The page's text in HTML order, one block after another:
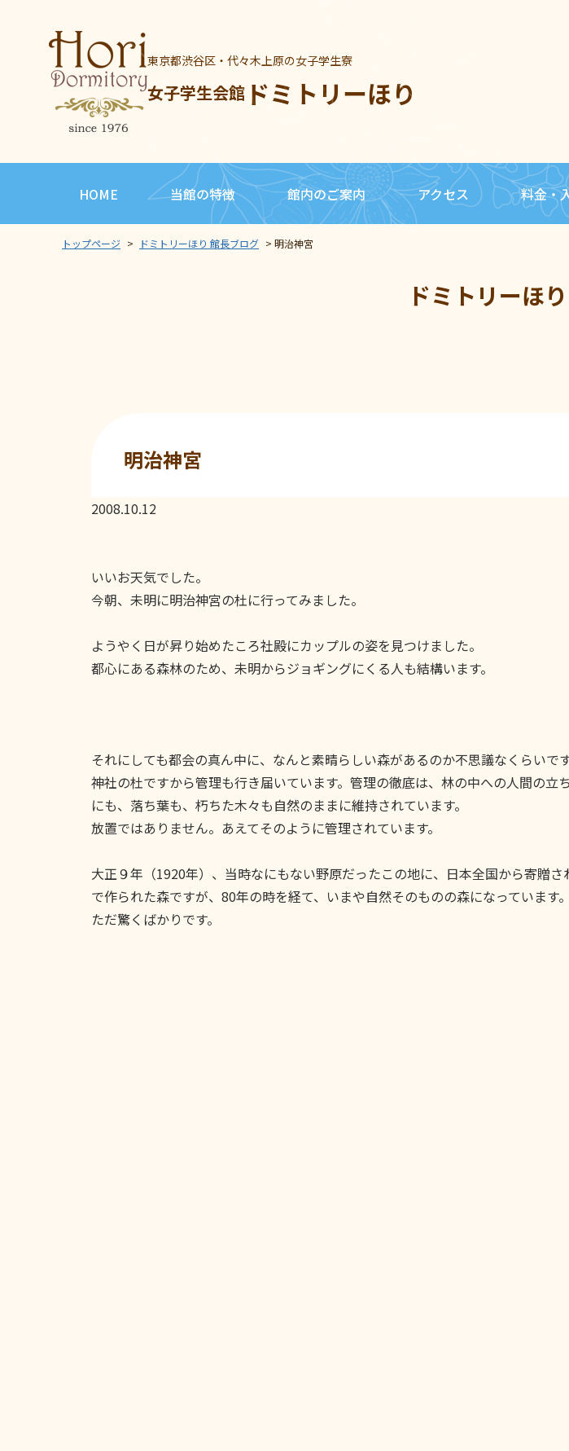
東京都渋谷区・代々木上原の女子学生寮
女子学生会館 ドミトリーほり
HOME 当館の特徴 館内のご案内 アクセス 料金・
トップページ > ドミトリーほり 館長ブログ > 明治神宮
ドミトリーほ
明治神宮
2008.10.12
いいお天気でした。
今朝、未明に明治神宮の杜に行ってみました。
ようやく日が昇り始めたころ社殿にカップルの姿を見つけました。
都心にある森林のため、未明からジョギングにくる人も結構います。
それにしても都会の真ん中に、なんと素晴らしい森があるのか不思議なくらいです
神社の杜ですから管理も行き届いています。管理の徹底は、林の中への人間の立
にも、落ち葉も、朽ちた木々も自然のままに維持されています。
放置ではありません。あえてそのように管理されています。
大正９年（1920年）、当時なにもない野原だったこの地に、日本全国から寄贈
で作られた森ですが、80年の時を経て、いまや自然そのものの森になっています
ただ驚くばかりです。